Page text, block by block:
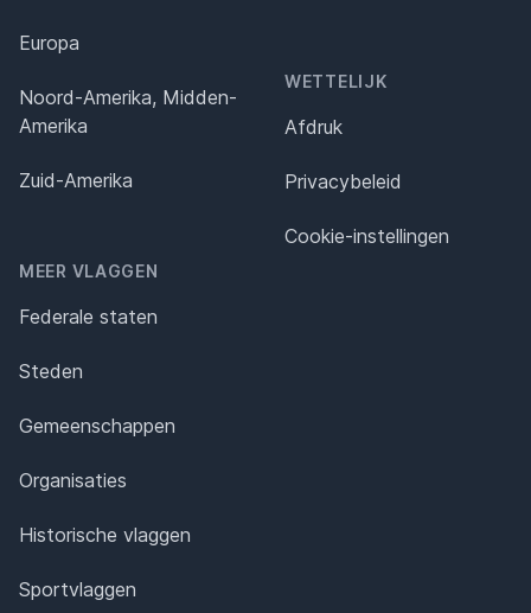
Europa
Noord-Amerika, Midden-
Amerika
Zuid-Amerika
MEER VLAGGEN
Federale staten
Steden
Gemeenschappen
Organisaties
Historische vlaggen
Sportvlaggen
WETTELIJK
Afdruk
Privacybeleid
Cookie-instellingen